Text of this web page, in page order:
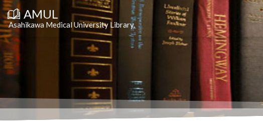
コ
ン
テ
ン
ツ
へ
ス
キ
ッ
プ
AMUL
Asahikawa Medical University Library.